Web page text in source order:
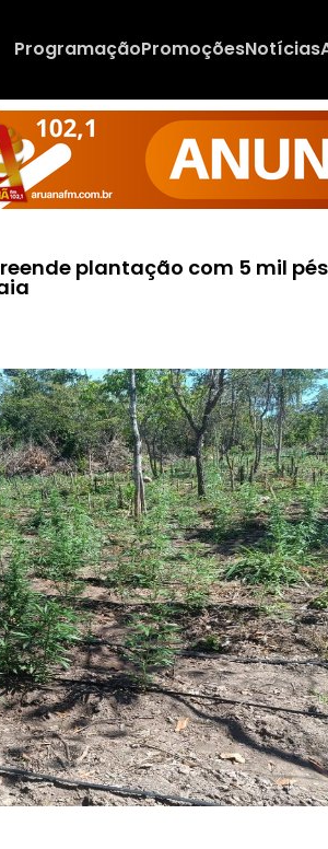
ProgramaçãoPromoçõesNotícias
plantação com 5 mil